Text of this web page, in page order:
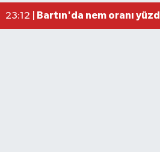
23:12 |
Bartın'da nem oranı